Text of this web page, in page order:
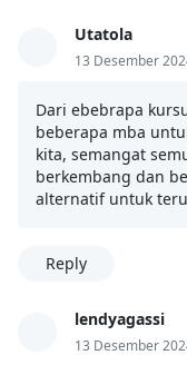
Utatola
13 Desember
Dari ebebrapa
beberapa mba
kita, semangat
berkembang dan
alternatif untuk
Reply
lendyagassi
13 Desember